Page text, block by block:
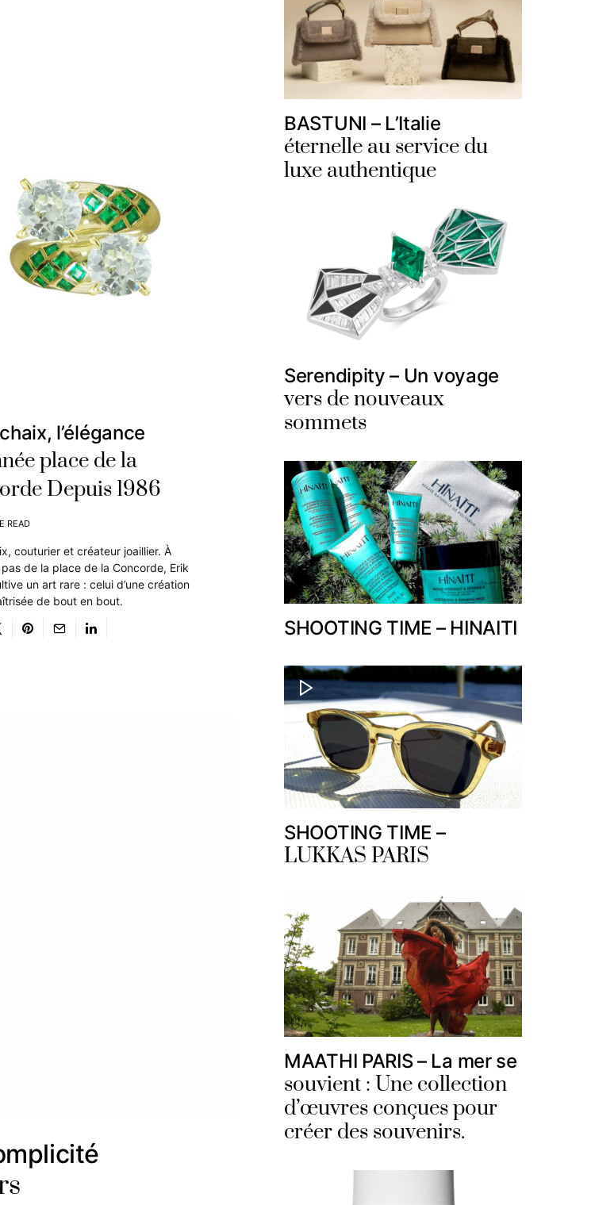
l’élégance
place de la
Depuis 1986
READ
couturier et créateur joaillier. À
de la place de la Concorde, Erik
un art rare : celui d’une création
de bout en bout.
BASTUNI – L’Italie
éternelle au service du
luxe authentique
Serendipity – Un voyage
vers de nouveaux
sommets
SHOOTING TIME – HINAITI
SHOOTING TIME –
LUKKAS PARIS
MAATHI PARIS – La mer se
souvient : Une collection
d’œuvres conçues pour
créer des souvenirs.